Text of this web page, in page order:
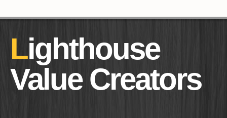
Lighthouse
Value Creators